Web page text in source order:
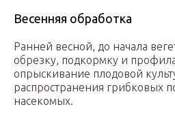
Весенняя обработка
Ранней весной, до начала
обрезку, подкормку и
опрыскивание плодовой
распространения грибковых
насекомых.